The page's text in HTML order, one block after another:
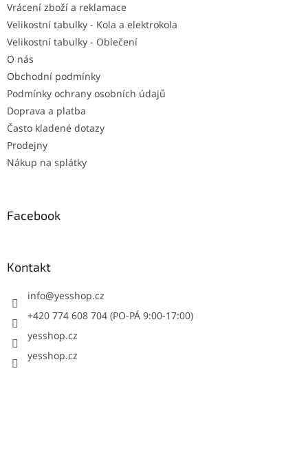
Vrácení zboží a reklamace
Velikostní tabulky - Kola a elektrokola
Velikostní tabulky - Oblečení
O nás
Obchodní podmínky
Podmínky ochrany osobních údajů
Doprava a platba
Často kladené dotazy
Prodejny
Nákup na splátky
Facebook
Kontakt
info@yesshop.cz
+420 774 608 704 (PO-PÁ 9:00-17:00)
yesshop.cz
yesshop.cz